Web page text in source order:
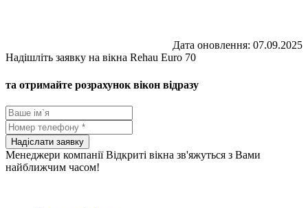
Дата оновлення: 07.09.2025
Надішліть заявку на вікна Rehau Euro 70
та отримайте розрахунок вікон відразу
Менеджери компанії Відкриті вікна зв'яжуться з Вами
найближчим часом!